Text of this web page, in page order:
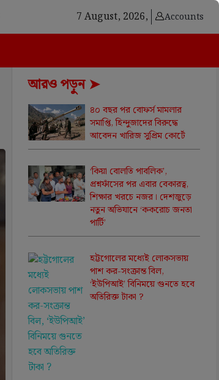
7 August, 2026, Accounts
আরও পড়ুন ➤
‌৪০ বছর পর বোফর্স মামলার
সমাপ্তি, হিন্দুজাদের বিরুদ্ধে
আবেদন খারিজ সুপ্রিম কোর্টে
‘কিয়া বোলতি পাবলিক’,
প্রশ্নফাঁসের পর এবার বেকারত্ব,
শিক্ষার খরচে নজর। দেশজুড়ে
নতুন অভিযানে ‘ককরোচ জনতা
পার্টি’
হট্টগোলের মধ্যেই লোকসভায়
পাশ কর-সংক্রান্ত বিল,
‘ইউপিআই’ বিনিময়ে গুনতে হবে
অতিরিক্ত টাকা ?